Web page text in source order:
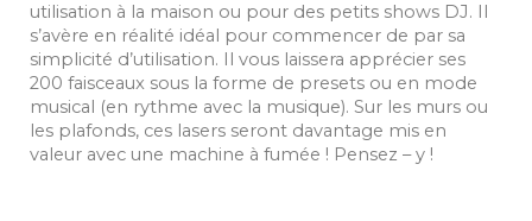
utilisation à la maison ou pour des petits shows DJ. Il
s’avère en réalité idéal pour commencer de par sa
simplicité d’utilisation. Il vous laissera apprécier ses
200 faisceaux sous la forme de presets ou en mode
musical (en rythme avec la musique). Sur les murs ou
les plafonds, ces lasers seront davantage mis en
valeur avec une machine à fumée ! Pensez – y !